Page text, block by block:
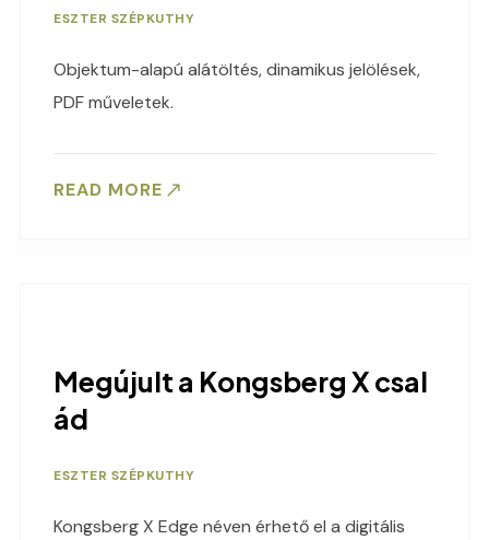
ESZTER SZÉPKUTHY
Objektum-alapú alátöltés, dinamikus jelölések,
PDF műveletek.
READ MORE
Megújult a Kongsberg X csal
ád
ESZTER SZÉPKUTHY
Kongsberg X Edge néven érhető el a digitális